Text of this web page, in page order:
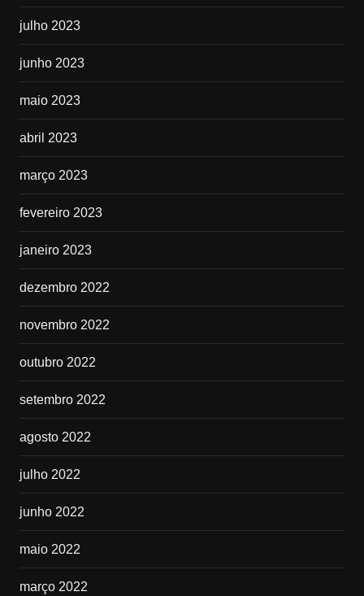
julho 2023
junho 2023
maio 2023
abril 2023
março 2023
fevereiro 2023
janeiro 2023
dezembro 2022
novembro 2022
outubro 2022
setembro 2022
agosto 2022
julho 2022
junho 2022
maio 2022
março 2022